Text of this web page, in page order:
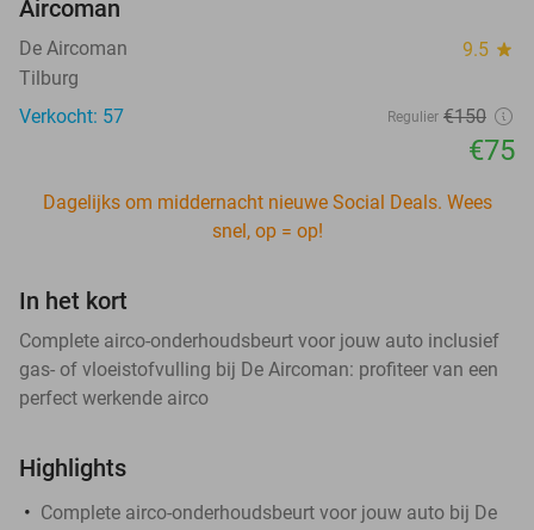
Aircoman
De Aircoman 9.5 star
Tilburg
Verkocht: 57
Regulier €150
€75
Dagelijks om middernacht nieuwe Social Deals. Wees
snel, op = op!
In het kort
Complete airco-onderhoudsbeurt voor jouw auto inclusief
gas- of vloeistofvulling bij De Aircoman: profiteer van een
perfect werkende airco
Highlights
Complete airco-onderhoudsbeurt voor jouw auto bij De